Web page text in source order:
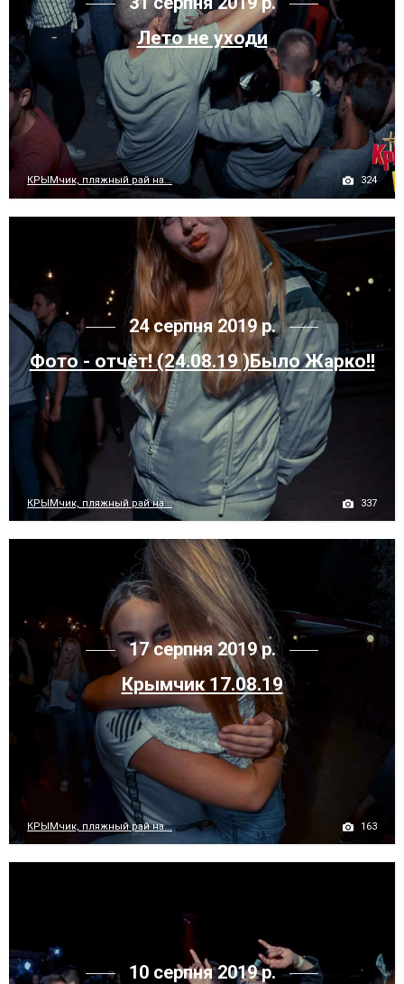
Лето не уходи
КРЫМчик, пляжный рай на... 324
24 серпня 2019 р.
Фото - отчёт! (24.08.19 )Было Жарко!!
КРЫМчик, пляжный рай на... 337
17 серпня 2019 р.
Крымчик 17.08.19
КРЫМчик, пляжный рай на... 163
10 серпня 2019 р.